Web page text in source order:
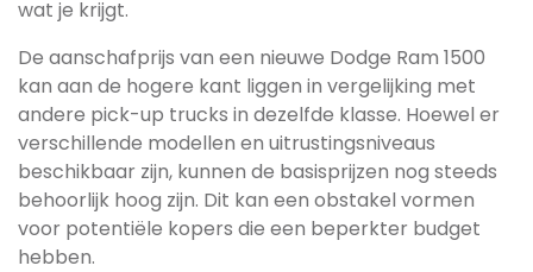
wat je krijgt.
De aanschafprijs van een nieuwe Dodge Ram 1500
kan aan de hogere kant liggen in vergelijking met
andere pick-up trucks in dezelfde klasse. Hoewel er
verschillende modellen en uitrustingsniveaus
beschikbaar zijn, kunnen de basisprijzen nog steeds
behoorlijk hoog zijn. Dit kan een obstakel vormen
voor potentiële kopers die een beperkter budget
hebben.